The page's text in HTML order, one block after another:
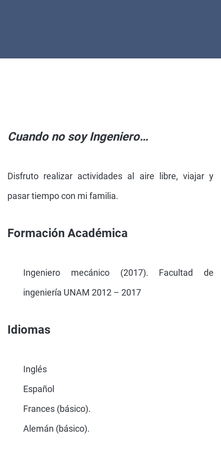
Cuando no soy Ingeniero…
Disfruto realizar actividades al aire libre, viajar y
pasar tiempo con mi familia.
Formación Académica
Ingeniero mecánico (2017). Facultad de
ingeniería UNAM 2012 – 2017
Idiomas
Inglés
Español
Frances (básico).
Alemán (básico).